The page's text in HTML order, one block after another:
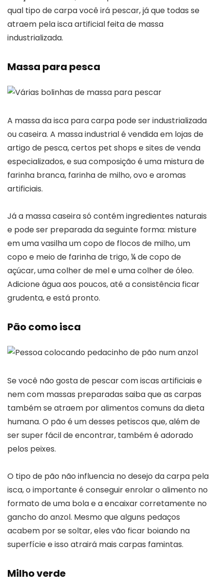
qual tipo de carpa você irá pescar, já que todas se
atraem pela isca artificial feita de massa
industrializada.
Massa para pesca
A massa da isca para carpa pode ser industrializada
ou caseira. A massa industrial é vendida em lojas de
artigo de pesca, certos pet shops e sites de venda
especializados, e sua composição é uma mistura de
farinha branca, farinha de milho, ovo e aromas
artificiais.
Já a massa caseira só contém ingredientes naturais
e pode ser preparada da seguinte forma: misture
em uma vasilha um copo de flocos de milho, um
copo e meio de farinha de trigo, ¼ de copo de
açúcar, uma colher de mel e uma colher de óleo.
Adicione água aos poucos, até a consistência ficar
grudenta, e está pronto.
Pão como isca
Se você não gosta de pescar com iscas artificiais e
nem com massas preparadas saiba que as carpas
também se atraem por alimentos comuns da dieta
humana. O pão é um desses petiscos que, além de
ser super fácil de encontrar, também é adorado
pelos peixes.
O tipo de pão não influencia no desejo da carpa pela
isca, o importante é conseguir enrolar o alimento no
formato de uma bola e a encaixar corretamente no
gancho do anzol. Mesmo que alguns pedaços
acabem por se soltar, eles vão ficar boiando na
superfície e isso atrairá mais carpas famintas.
Milho verde